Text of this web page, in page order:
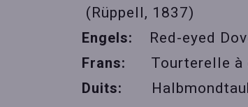
(Rüppell, 1837)
Engels: Red-eyed
Frans: Tourterelle
Duits: